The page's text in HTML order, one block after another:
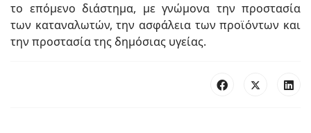
το επόμενο διάστημα, με γνώμονα την προστασία
των καταναλωτών, την ασφάλεια των προϊόντων και
την προστασία της δημόσιας υγείας.